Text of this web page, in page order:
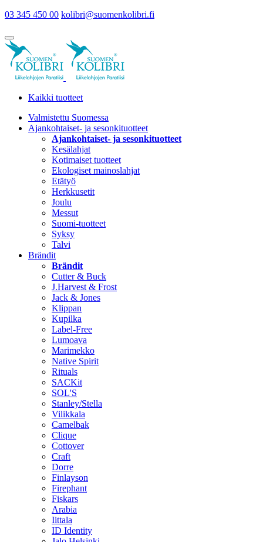
03 345 450 00 kolibri@suomenkolibri.fi
Kaikki tuotteet
Valmistettu Suomessa
Ajankohtaiset- ja sesonkituotteet
Ajankohtaiset- ja sesonkituotteet
Kesälahjat
Kotimaiset tuotteet
Ekologiset mainoslahjat
Etätyö
Herkkusetit
Joulu
Messut
Suomi-tuotteet
Syksy
Talvi
Brändit
Brändit
Cutter & Buck
J.Harvest & Frost
Jack & Jones
Klippan
Kupilka
Label-Free
Lumoava
Marimekko
Native Spirit
Rituals
SACKit
SOL'S
Stanley/Stella
Vilikkala
Camelbak
Clique
Cottover
Craft
Dorre
Finlayson
Firephant
Fiskars
Arabia
Iittala
ID Identity